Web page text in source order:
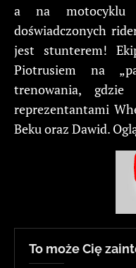
a na motocyklu
doświadczonych
jest stunterem!
Piotrusiem na
trenowania,
reprezentantami
Beku oraz Dawid.
To może Cię